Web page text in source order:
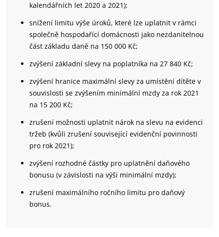
kalendářních let 2020 a 2021);
snížení limitu výše úroků, které lze uplatnit v rámci
společně hospodařící domácnosti jako nezdanitelnou
část základu daně na 150 000 Kč;
zvýšení základní slevy na poplatníka na 27 840 Kč;
zvýšení hranice maximální slevy za umístění dítěte v
souvislosti se zvýšením minimální mzdy za rok 2021
na 15 200 Kč;
zrušení možnosti uplatnit nárok na slevu na evidenci
tržeb (kvůli zrušení související evidenční povinnosti
pro rok 2021);
zvýšení rozhodné částky pro uplatnění daňového
bonusu (v závislosti na výši minimální mzdy);
zrušení maximálního ročního limitu pro daňový
bonus.